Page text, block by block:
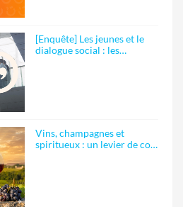
[Enquête] Les jeunes et le
dialogue social : les…
Vins, champagnes et
spiritueux : un levier de co…